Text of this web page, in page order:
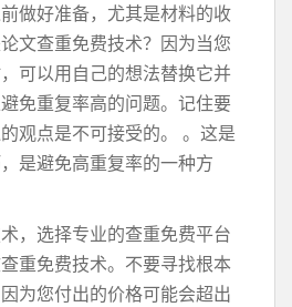
做好准备，尤其是材料的收
文查重免费技术？因为当您
可以用自己的想法替换它并
免重复率高的问题。记住要
观点是不可接受的。 。这是
是避免高重复率的一种方
，选择专业的查重免费平台
重免费技术。不要寻找根本
为您付出的价格可能会超出